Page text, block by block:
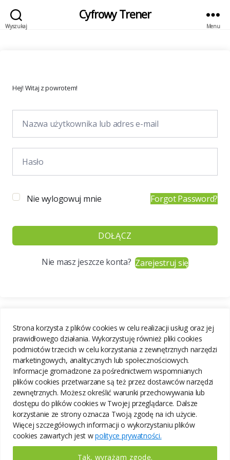
Strona korzysta z plików cookies w celu realizacji usług oraz jej
prawidłowego działania. Wykorzystuję również pliki cookies
podmiotów trzecich w celu korzystania z zewnętrznych narzędzi
marketingowych, analitycznych lub społecznościowych.
Informacje gromadzone za pośrednictwem wspomnianych
plików cookies przetwarzane są też przez dostawców narzędzi
zewnętrznych. Możesz określić warunki przechowywania lub
dostępu do plików cookies w Twojej przeglądarce. Dalsze
korzystanie ze strony oznacza Twoją zgodę na ich użycie.
Więcej szczegółowych informacji o wykorzystaniu plików
cookies zawartych jest wpolityce prywatności.
Tak, wyrażam zgodę.
Wyszukaj
Cyfrowy Trener
Menu
Hej! Witaj z powrotem!
Nie wylogowuj mnie Forgot Password?
DOŁĄCZ
Nie masz jeszcze konta?Zarejestruj się